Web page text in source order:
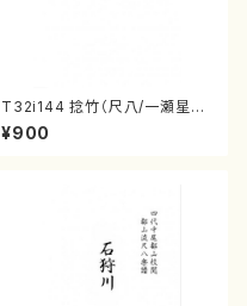
T32i144 捻竹（尺八/一瀬星山/
尺八/都山式譜）都山流公刊楽譜
曲番:593
¥900